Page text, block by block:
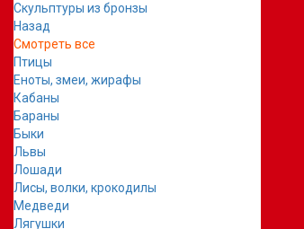
Скульптуры из бронзы
Назад
Смотреть все
Птицы
Еноты, змеи, жирафы
Кабаны
Бараны
Быки
Львы
Лошади
Лисы, волки, крокодилы
Медведи
Лягушки